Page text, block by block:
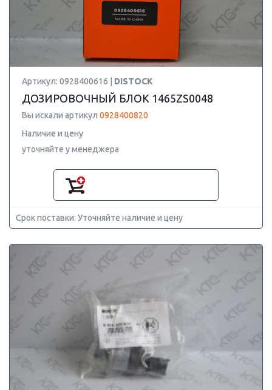
Артикул: 0928400616 | DISTOCK
ДОЗИРОВОЧНЫЙ БЛОК 1465ZS0048
Вы искали артикул 0928400820
Наличие и цену
уточняйте у менеджера
Срок поставки: Уточняйте наличие и цену